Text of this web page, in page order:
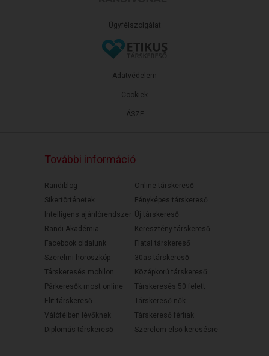
Ügyfélszolgálat
ÁSZF
Adatvédelem
Cookiek
További információ
Randiblog
Sikertörténetek
Intelligens ajánlórendszer
Randi Akadémia
Facebook oldalunk
Szerelmi horoszkóp
Társkeresés mobilon
Párkeresők most online
Elit társkereső
Válófélben lévőknek
Diplomás társkereső
Online társkereső
Fényképes társkereső
Új társkereső
Keresztény társkereső
Fiatal társkereső
30as társkereső
Középkorú társkereső
Társkeresés 50 felett
Társkereső nők
Társkereső férfiak
Szerelem első keresésre